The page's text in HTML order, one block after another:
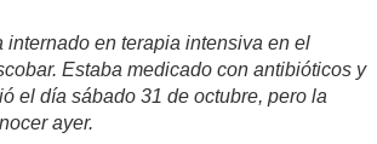
internado en terapia intensiva en el
Estaba medicado con antibióticos y
el día sábado 31 de octubre, pero la
ayer.